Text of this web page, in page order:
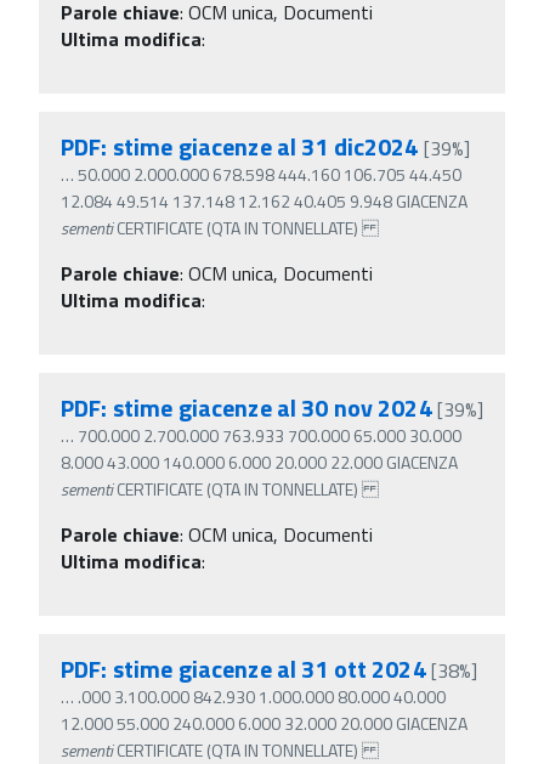
Parole chiave: OCM unica, Documenti
Ultima modifica:
PDF: stime giacenze al 31 dic2024 [39%]
…50.000 2.000.000 678.598 444.160 106.705 44.450
12.084 49.514 137.148 12.162 40.405 9.948 GIACENZA
sementiCERTIFICATE (QTA IN TONNELLATE)
Parole chiave: OCM unica, Documenti
Ultima modifica:
PDF: stime giacenze al 30 nov 2024[39%]
… 700.000 2.700.000 763.933 700.000 65.000 30.000
8.000 43.000 140.000 6.000 20.000 22.000 GIACENZA
sementiCERTIFICATE (QTA IN TONNELLATE)
Parole chiave: OCM unica, Documenti
Ultima modifica:
PDF: stime giacenze al 31 ott 2024[38%]
… .000 3.100.000 842.930 1.000.000 80.000 40.000
12.000 55.000 240.000 6.000 32.000 20.000 GIACENZA
sementiCERTIFICATE (QTA IN TONNELLATE)